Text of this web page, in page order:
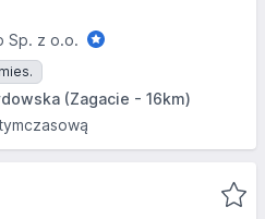
Sp. z o.o.
(Zagacie - 16km)